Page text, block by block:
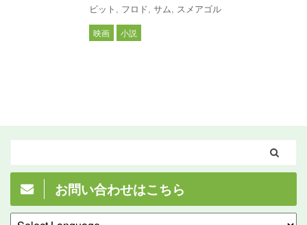
ビット , フロド, サム, スメアゴル
映画 小説
お問い合わせはこちら